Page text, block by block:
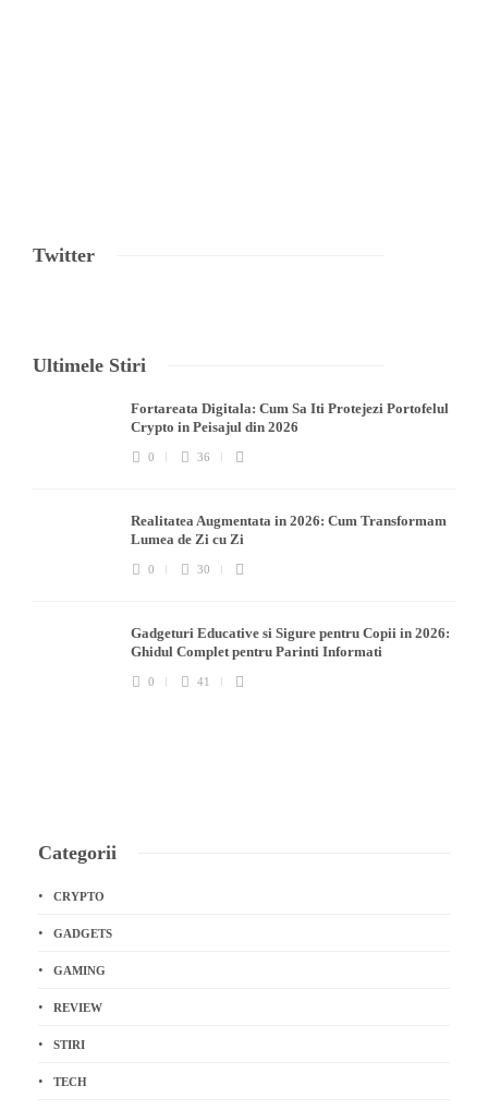
Twitter
Ultimele Stiri
Fortareata Digitala: Cum Sa Iti Protejezi Portofelul
Crypto in Peisajul din 2026
0 36
Realitatea Augmentata in 2026: Cum Transformam
Lumea de Zi cu Zi
0 30
Gadgeturi Educative si Sigure pentru Copii in 2026:
Ghidul Complet pentru Parinti Informati
0 41
Categorii
CRYPTO
GADGETS
GAMING
REVIEW
STIRI
TECH